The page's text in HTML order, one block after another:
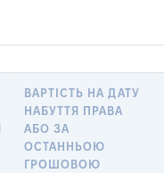
ВАРТІСТЬ НА ДАТУ
НАБУТТЯ ПРАВА
АБО ЗА
ОСТАННЬОЮ
ГРОШОВОЮ